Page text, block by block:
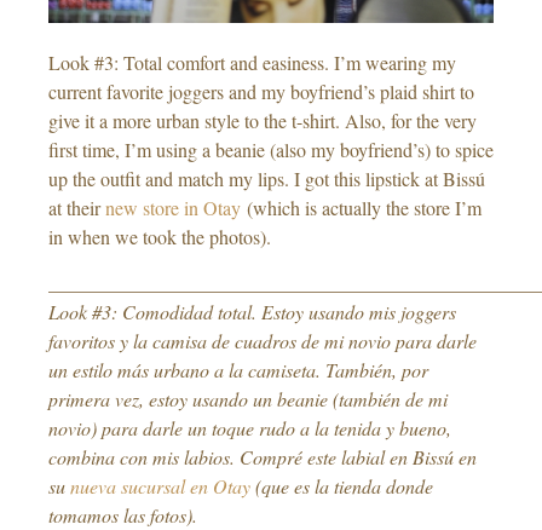
Look #3: Total comfort and easiness. I’m wearing my
current favorite joggers and my boyfriend’s plaid shirt to
give it a more urban style to the t-shirt. Also, for the very
first time, I’m using a beanie (also my boyfriend’s) to spice
up the outfit and match my lips. I got this lipstick at Bissú
at theirnew store in Otay (which is actually the store I’m
in when we took the photos).
Look #3: Comodidad total. Estoy usando mis joggers
favoritos y la camisa de cuadros de mi novio para darle
un estilo más urbano a la camiseta. También, por
primera vez, estoy usando un beanie (también de mi
novio) para darle un toque rudo a la tenida y bueno,
combina con mis labios. Compré este labial en Bissú en
sunueva sucursal en Otay(que es la tienda donde
tomamos las fotos).